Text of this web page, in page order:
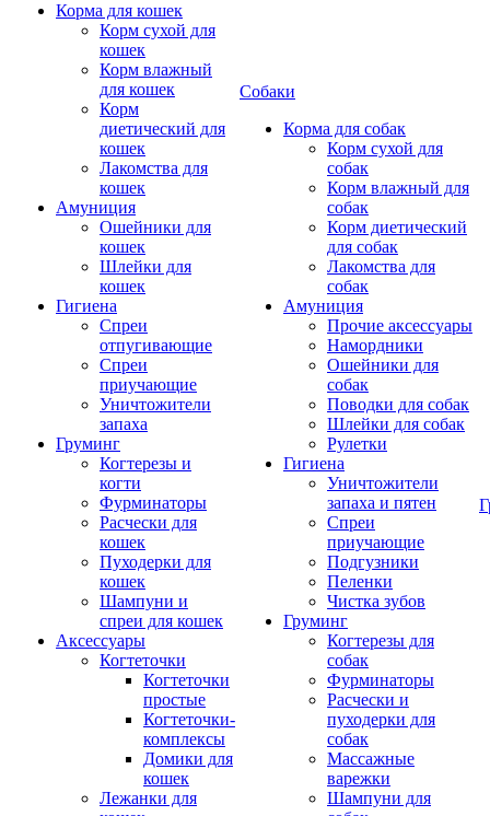
Корма для кошек
Корм сухой для
кошек
Корм влажный
для кошек
Корм
диетический для
кошек
Лакомства для
кошек
Амуниция
Ошейники для
кошек
Шлейки для
кошек
Гигиена
Спреи
отпугивающие
Спреи
приучающие
Уничтожители
запаха
Груминг
Когтерезы и
когти
Фурминаторы
Расчески для
кошек
Пуходерки для
кошек
Шампуни и
спреи для кошек
Аксессуары
Когтеточки
Когтеточки
простые
Когтеточки-
комплексы
Домики для
кошек
Лежанки для
Собаки
Корма для собак
Корм сухой для
собак
Корм влажный для
собак
Корм диетический
для собак
Лакомства для
собак
Амуниция
Прочие аксессуары
Намордники
Ошейники для
собак
Поводки для собак
Шлейки для собак
Рулетки
Гигиена
Уничтожители
запаха и пятен
Спреи
приучающие
Подгузники
Пеленки
Чистка зубов
Груминг
Когтерезы для
собак
Фурминаторы
Расчески и
пуходерки для
собак
Массажные
варежки
Шампуни для